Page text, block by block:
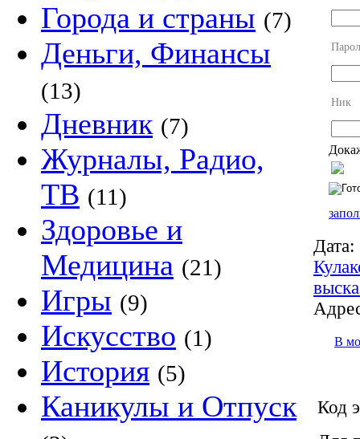
Города и страны (7)
Деньги, Финансы
(13)
Дневник (7)
Журналы, Радио,
ТВ (11)
Здоровье и
Медицина (21)
Игры (9)
Искусство (1)
История (5)
Каникулы и Отпуск
Ник
Дата:
В
Код